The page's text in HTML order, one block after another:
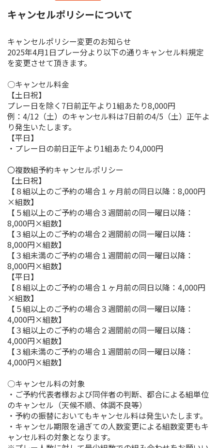
キャンセルポリシーについて
キャンセルポリシー変更のお知らせ
2025年4月1日プレー分より以下の通りキャンセル料規定
を変更させて頂きます。
○キャンセル料金
【土日祝】
プレー日を除く7日前正午より1組あたり8,000円
例：4/12（土）のキャンセル料は7日前の4/5（土）正午よ
り発生いたします。
【平日】
・プレー日の前日正午より1組あたり4,000円
〇複数組予約キャンセルポリシー
【土日祝】
【８組以上のご予約の場合１ヶ月前の同日以降：8,000円
×組数】
【５組以上のご予約の場合３週間前の同一曜日以降：
8,000円×組数】
【３組以上のご予約の場合２週間前の同一曜日以降：
8,000円×組数】
【３組未満のご予約の場合１週間前の同一曜日以降：
8,000円×組数】
【平日】
【８組以上のご予約の場合１ヶ月前の同日以降：4,000円
×組数】
【５組以上のご予約の場合３週間前の同一曜日以降：
4,000円×組数】
【３組以上のご予約の場合２週間前の同一曜日以降：
4,000円×組数】
【３組未満のご予約の場合１週間前の同一曜日以降：
4,000円×組数】
○キャンセル料の対象
・ご予約代表者様および同伴者の判断、都合による組単位
のキャンセル（天候不順、体調不良等）
・予約の振替においてもキャンセル料は発生いたします。
・キャンセル期限を過ぎての人数変更による組数変更もキ
ャンセル料の対象となります。